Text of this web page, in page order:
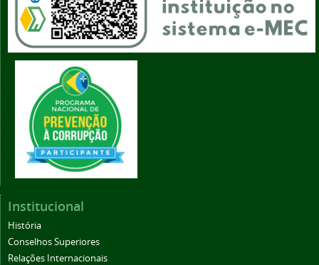
Institucional
História
Conselhos Superiores
Relações Internacionais